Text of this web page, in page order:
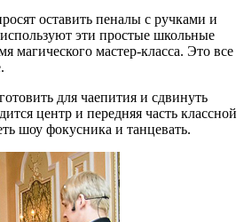
оставить пеналы с ручками и
эти простые школьные
магического мастер-класса. Это все
для чаепития и сдвинуть
центр и передняя часть классной
шоу фокусника и танцевать.